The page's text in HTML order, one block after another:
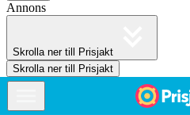
Annons
Skrolla ner till Prisjakt
Skrolla ner till Prisjakt